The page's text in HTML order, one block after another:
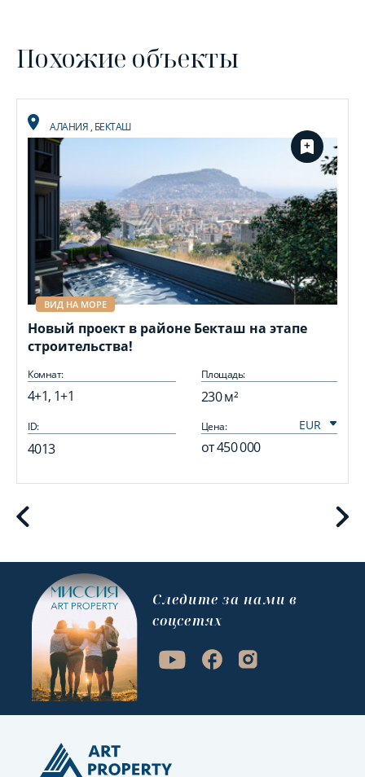
Похожие объекты
АЛАНИЯ, БЕКТАШ
ВИД НА МОРЕ
Новый проект в районе Бекташ на этапе
строительства!
Комнат:
4+1, 1+1
Площадь:
230 м²
ID:
4013
Цена:
от450 000
Cледите за нами в
соцсетях